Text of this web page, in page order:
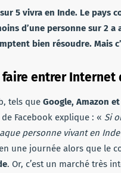
5 vivra en Inde. Le
d’une personne sur 2 a
bien résoudre. Mais
entrer Internet
tels que Google, Amazon
Facebook explique : « Si
personne vivant en
une journée alors que le
. Or, c’est un marché très